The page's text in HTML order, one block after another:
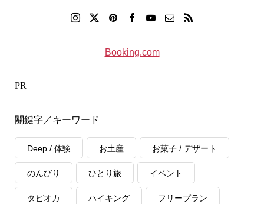
Booking.com
PR
關鍵字／キーワード
Deep / 体験 お土産 お菓子 / デザート
のんびり ひとり旅 イベント
タピオカ ハイキング フリープラン